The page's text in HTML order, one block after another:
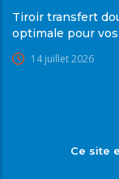
Tiroir transfert
optimale pour
14 juillet 2026
Ce site